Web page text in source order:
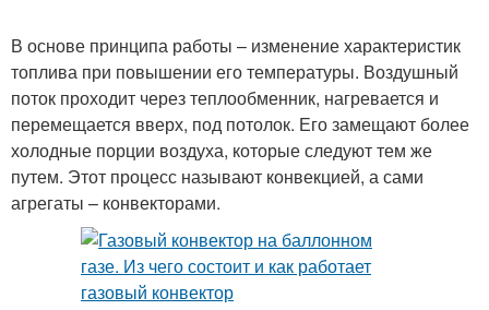
В основе принципа работы – изменение характеристик
топлива при повышении его температуры. Воздушный
поток проходит через теплообменник, нагревается и
перемещается вверх, под потолок. Его замещают более
холодные порции воздуха, которые следуют тем же
путем. Этот процесс называют конвекцией, а сами
агрегаты – конвекторами.